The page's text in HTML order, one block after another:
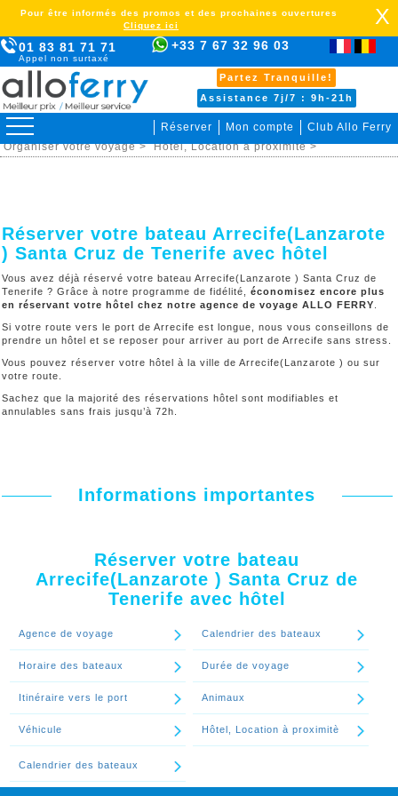
01 83 81 71 71
Appel non surtaxé
+33 7 67 32 96 03
Partez Tranquille!
Assistance 7j/7 : 9h-21h
Réserver Mon compte Club Allo Ferry
Pour être informés des promos et des prochaines ouvertures
Cliquez ici
X
>
Arrecife(Lanzarote ) Santa Cruz de Tenerife >
Organiser votre voyage > Hôtel, Location à proximitè >
Réserver votre bateau Arrecife(Lanzarote
) Santa Cruz de Tenerife avec hôtel
Vous avez déjà réservé votre bateau Arrecife(Lanzarote ) Santa Cruz de
Tenerife ? Grâce à notre programme de fidélité, économisez encore plus
en réservant votre hôtel chez notre agence de voyage ALLO FERRY
Si votre route vers le port de Arrecife est longue, nous vous conseillons de
prendre un hôtel et se reposer pour arriver au port de Arrecife sans stress.
Vous pouvez réserver votre hôtel à la ville de Arrecife(Lanzarote ) ou sur
votre route.
Sachez que la majorité des réservations hôtel sont modifiables et
annulables sans frais jusqu’à 72h.
Informations importantes
Réserver votre bateau
Arrecife(Lanzarote ) Santa Cruz de
Tenerife avec hôtel
Agence de voyage Calendrier des bateaux
Horaire des bateaux Durée de voyage
Itinéraire vers le port Animaux
Véhicule Hôtel, Location à proximitè
Calendrier des bateaux